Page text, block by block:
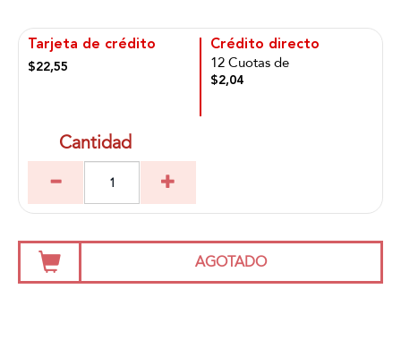
Tarjeta de crédito
$22,55
Crédito directo
12 Cuotas de
$2,04
Cantidad
AGOTADO